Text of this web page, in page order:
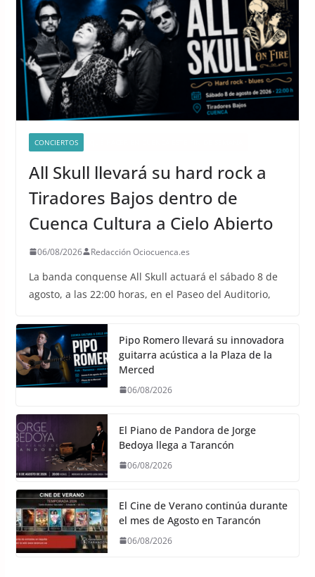
CONCIERTOS
All Skull llevará su hard rock a
Tiradores Bajos dentro de
Cuenca Cultura a Cielo Abierto
06/08/2026 Redacción Ociocuenca.es
La banda conquense All Skull actuará el sábado 8 de
agosto, a las 22:00 horas, en el Paseo del Auditorio,
Pipo Romero llevará su innovadora
guitarra acústica a la Plaza de la
Merced
06/08/2026
El Piano de Pandora de Jorge
Bedoya llega a Tarancón
06/08/2026
El Cine de Verano continúa durante
el mes de Agosto en Tarancón
06/08/2026